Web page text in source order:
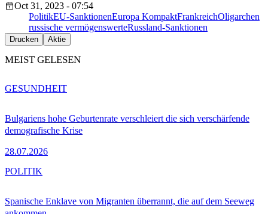
Oct 31, 2023 - 07:54
PolitikEU-SanktionenEuropa KompaktFrankreichOligarchen
russische vermögenswerteRussland-Sanktionen
Drucken Aktie
MEIST GELESEN
Bulgariens hohe Geburtenrate verschleiert die sich verschärfende
demografische Krise
28.07.2026
GESUNDHEIT
Spanische Enklave von Migranten überrannt, die auf dem Seeweg
POLITIK